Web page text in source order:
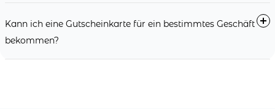
Kann ich eine Gutscheinkarte für ein bestimmtes Geschäft
bekommen?